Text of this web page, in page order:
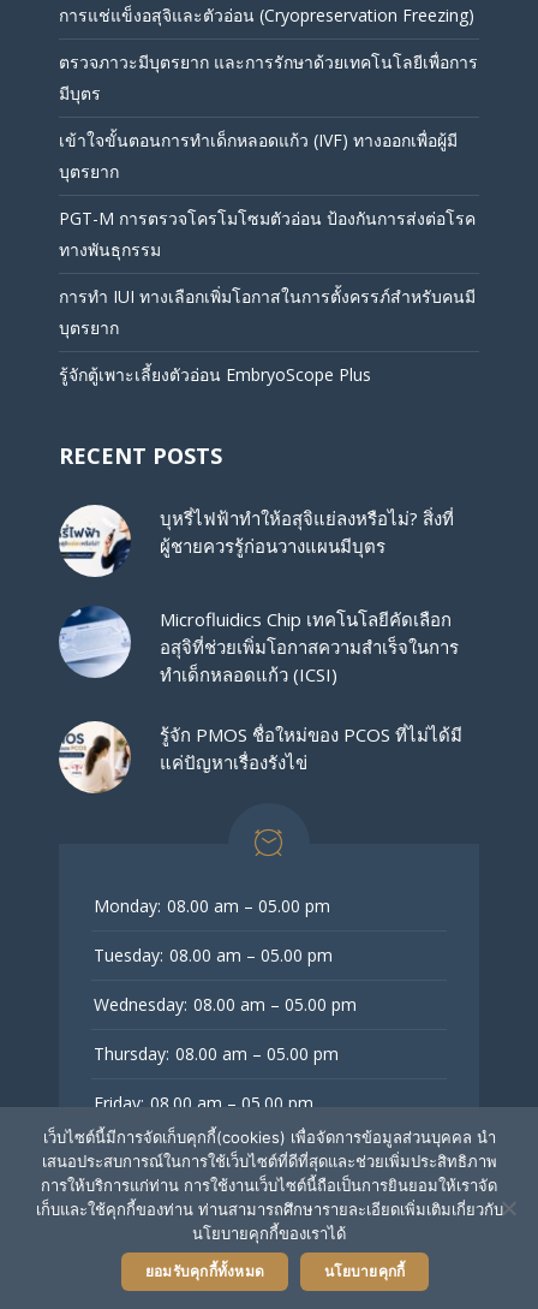
การแช่แข็งอสุจิและตัวอ่อน (Cryopreservation Freezing)
ตรวจภาวะมีบุตรยาก และการรักษาด้วยเทคโนโลยีเพื่อการ
มีบุตร
เข้าใจขั้นตอนการทำเด็กหลอดแก้ว (IVF) ทางออกเพื่อผู้มี
บุตรยาก
PGT-M การตรวจโครโมโซมตัวอ่อน ป้องกันการส่งต่อโรค
ทางพันธุกรรม
การทำ IUI ทางเลือกเพิ่มโอกาสในการตั้งครรภ์สำหรับคนมี
บุตรยาก
รู้จักตู้เพาะเลี้ยงตัวอ่อน EmbryoScope Plus
RECENT POSTS
บุหรี่ไฟฟ้าทำให้อสุจิแย่ลงหรือไม่? สิ่งที่
ผู้ชายควรรู้ก่อนวางแผนมีบุตร
Microfluidics Chip เทคโนโลยีคัดเลือก
อสุจิที่ช่วยเพิ่มโอกาสความสำเร็จในการ
ทำเด็กหลอดแก้ว (ICSI)
รู้จัก PMOS ชื่อใหม่ของ PCOS ที่ไม่ได้มี
แค่ปัญหาเรื่องรังไข่
Monday: 08.00 am – 05.00 pm
Tuesday: 08.00 am – 05.00 pm
Wednesday: 08.00 am – 05.00 pm
Thursday: 08.00 am – 05.00 pm
Friday: 08.00 am – 05.00 pm
Saturday - Sunday: 08.00 am – 05.00 pm
เว็บไซต์นี้มีการจัดเก็บคุกกี้(cookies) เพื่อจัดการข้อมูลส่วนบุคคล นำ
เสนอประสบการณ์ในการใช้เว็บไซต์ที่ดีที่สุดและช่วยเพิ่มประสิทธิภาพ
การให้บริการแก่ท่าน การใช้งานเว็บไซต์นี้ถือเป็นการยินยอมให้เราจัด
เก็บและใช้คุกกี้ของท่าน ท่านสามารถศึกษารายละเอียดเพิ่มเติมเกี่ยวกับ
นโยบายคุกกี้ของเราได้
ยอมรับคุกกี้ทั้งหมด นโยบายคุกกี้